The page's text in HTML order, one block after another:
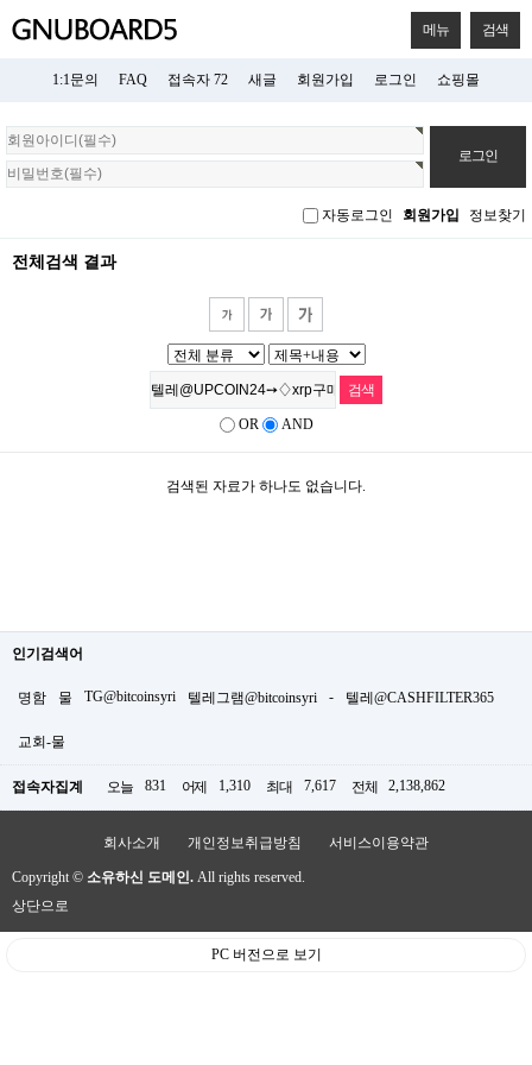
메뉴 검색
1:1문의 FAQ 접속자 72 새글 회원가입 로그인 쇼핑몰
회
원
로
자동로그인 회원가입 정보찾기
전체검색 결과
OR AND
검색된 자료가 하나도 없습니다.
인기검색어
명함 물 TG@bitcoinsyri 텔레그램@bitcoinsyri - 텔레@CASHFILTER365
교회-물
접속자집계 오늘 831 어제 1,310 최대 7,617 전체 2,138,862
회사소개 개인정보취급방침 서비스이용약관
Copyright © 소유하신 도메인. All rights reserved.
상단으로
PC 버전으로 보기